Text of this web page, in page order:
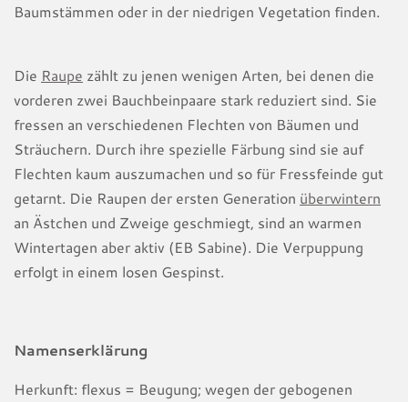
Baumstämmen oder in der niedrigen Vegetation finden.
Die Raupe zählt zu jenen wenigen Arten, bei denen die
vorderen zwei Bauchbeinpaare stark reduziert sind. Sie
fressen an verschiedenen Flechten von Bäumen und
Sträuchern. Durch ihre spezielle Färbung sind sie auf
Flechten kaum auszumachen und so für Fressfeinde gut
getarnt. Die Raupen der ersten Generation überwintern
an Ästchen und Zweige geschmiegt, sind an warmen
Wintertagen aber aktiv (EB Sabine). Die Verpuppung
erfolgt in einem losen Gespinst.
Namenserklärung
Herkunft: flexus = Beugung; wegen der gebogenen